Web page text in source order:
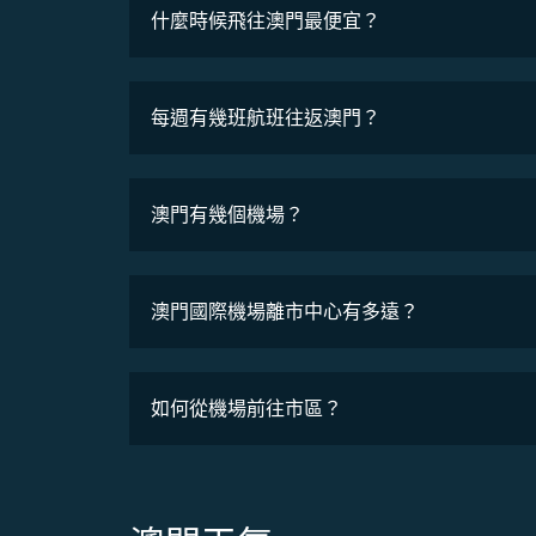
什麼時候飛往澳門最便宜？
每週有幾班航班往返澳門？
澳門有幾個機場？
澳門國際機場離市中心有多遠？
如何從機場前往市區？